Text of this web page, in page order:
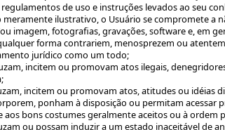
regulamentos de uso e instruções levados ao seu
meramente ilustrativo, o Usuário se compromete a
imagem, fotografias, gravações, software e, em
forma contrariem, menosprezem ou
jurídico como um todo;
incitem ou promovam atos ilegais,
incitem ou promovam atos, atitudes ou idéias
ponham à disposição ou permitam acessar
aos bons costumes geralmente aceitos ou à ordem
ou possam induzir a um estado inaceitável de